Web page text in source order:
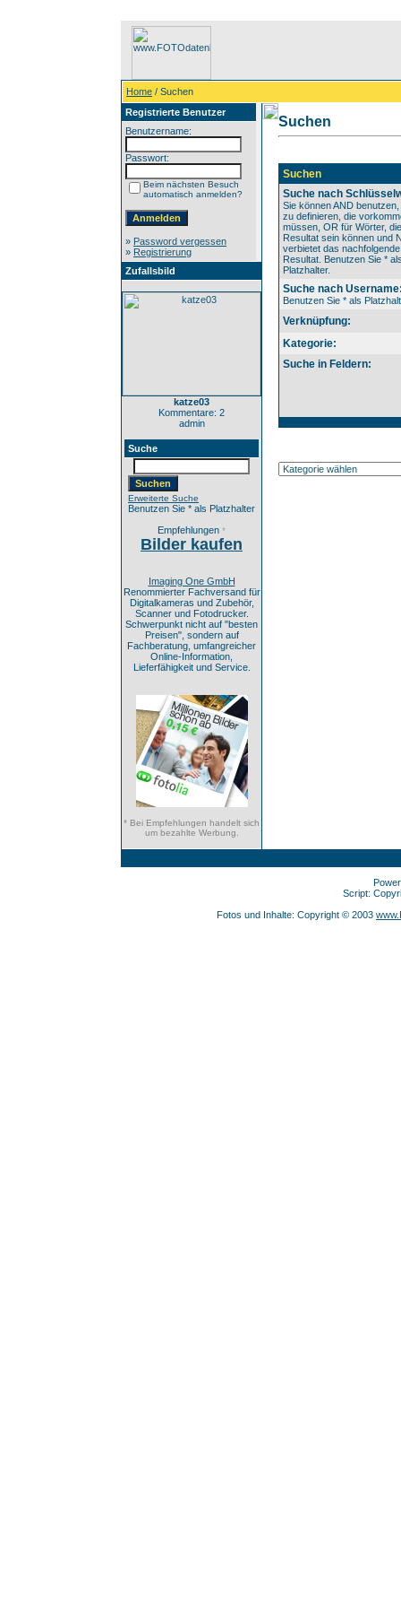
Home / Suchen
Registrierte Benutzer
Benutzername:
Passwort:
Beim nächsten Besuch
automatisch anmelden?
» Password vergessen
» Registrierung
Zufallsbild
katze03
Kommentare: 2
admin
Suche
Erweiterte Suche
Benutzen Sie * als Platzhalter
Empfehlungen *
Bilder kaufen
Imaging One GmbH
Renommierter Fachversand für
Digitalkameras und Zubehör,
Scanner und Fotodrucker.
Schwerpunkt nicht auf "besten
Preisen", sondern auf
Fachberatung, umfangreicher
Online-Information,
Lieferfähigkeit und Service.
* Bei Empfehlungen handelt sich
um bezahlte Werbung.
Suchen
Suchen
Suche nach
Sie können AND
zu definieren, die
müssen, OR für Wörter,
Resultat sein können und
verbietet das
Resultat. Benutzen Sie *
Platzhalter.
Suche nach
Benutzen Sie * als
Verknüpfung:
Kategorie:
Suche in Feldern:
Script:
Fotos und Inhalte: Copyright © 2003